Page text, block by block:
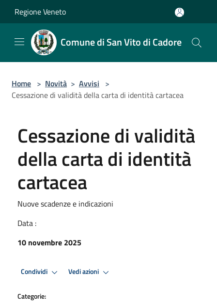
Regione Veneto
Comune di San Vito di Cadore
Home > Novità > Avvisi >
Cessazione di validità della carta di identità cartacea
Cessazione di validità
della carta di identità
cartacea
Nuove scadenze e indicazioni
Data :
10 novembre 2025
Condividi Vedi azioni
Categorie: